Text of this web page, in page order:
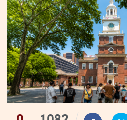
Бүртгүүлэх
Бизнес
хөгжил
Leaderships
forum
ФОТО
УРЛАГ